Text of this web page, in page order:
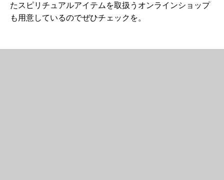
たスピリチュアルアイテムを取扱うオンラインショップ
も用意しているのでぜひチェックを。